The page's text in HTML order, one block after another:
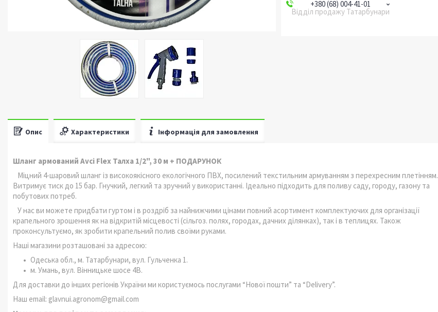
+380 (68) 004-41-01
Відділ продажу Татарбунари
Опис Характеристики Інформація для замовлення
Шланг армований Avci Flex Талха 1/2", 30 м + ПОДАРУНОК
Міцний 4-шаровий шланг із високоякісного екологічного ПВХ, посилений текстильним армуванням з перехресним плетінням.
Витримує тиск до 15 бар. Гнучкий, легкий та зручний у використанні. Ідеально підходить для поливу саду, городу, газону та
побутових потреб.
У нас ви можете придбати гуртом і в роздріб за найнижчими цінами повний асортимент комплектуючих для організації
крапельного зрошення як на відкритій місцевості (сільгоз. полях, городах, дачних ділянках), так і в теплицях. Також
проконсультуємо, як зробити крапельний полив своїми руками.
Наші магазини розташовані за адресою:
Одеська обл., м. Татарбунари, вул. Гульченка 1.
м. Умань, вул. Вінницьке шосе 4В.
Для доставки до інших регіонів України ми користуємось послугами “Нової пошти” та “Delivery”.
Наш email: glavnui.agronom@gmail.com